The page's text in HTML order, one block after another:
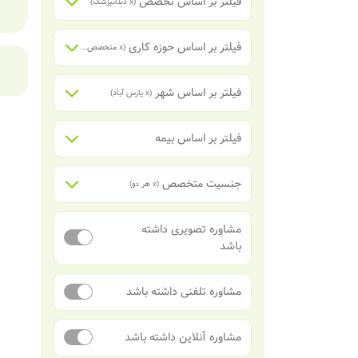
فیلتر بر اساس حوزه کاری (x متخصص ارتودنسی
فیلتر بر اساس شهر (x پارس آباد)
فیلتر بر اساس بیمه
جنسیت متخصص (x هر دو)
مشاوره تصویری داشته
باشد
مشاوره تلفنی داشته باشد
مشاوره آنلاین داشته باشد